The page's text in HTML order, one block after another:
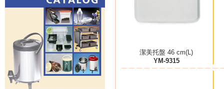
潔美托盤 46 cm(L)
YM-9315